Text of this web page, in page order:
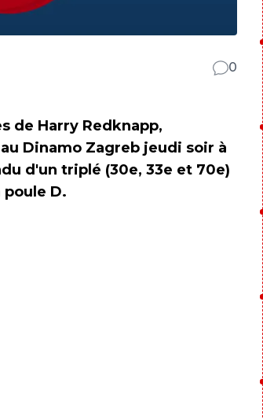
0
de Harry Redknapp,
Dinamo Zagreb jeudi soir à
d'un triplé (30e, 33e et 70e)
D.